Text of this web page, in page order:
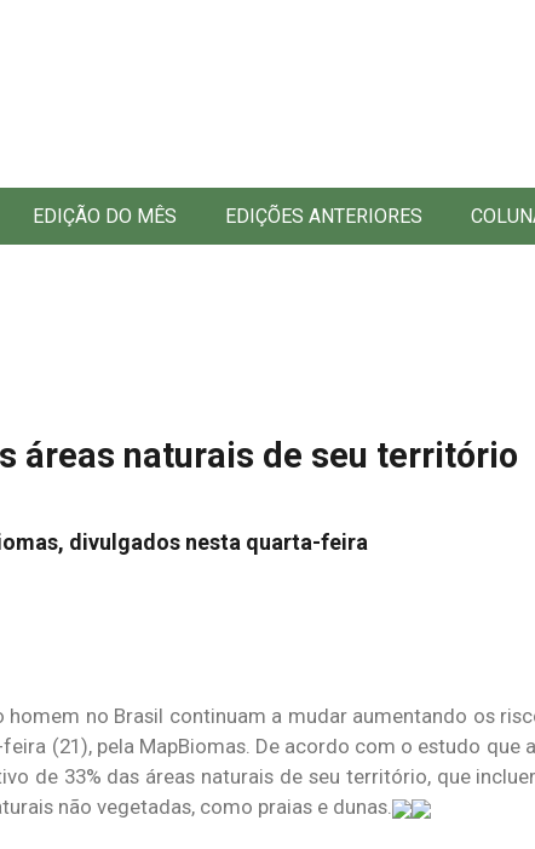
EDIÇÃO DO MÊS EDIÇÕES ANTERIORES
áreas naturais de seu território
divulgados nesta quarta-feira
no Brasil continuam a mudar aumentando os
(21), pela MapBiomas. De acordo com o estudo que
de 33% das áreas naturais de seu território, que
não vegetadas, como praias e dunas.